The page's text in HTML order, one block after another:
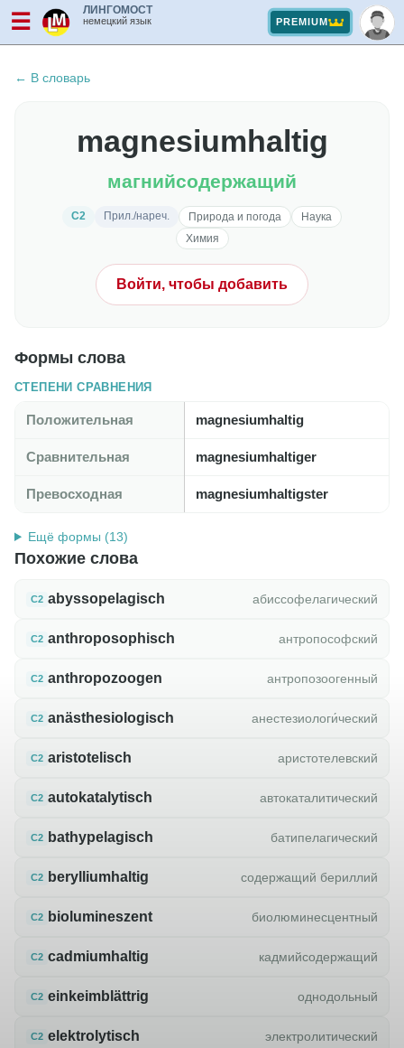
☰ ЛИНГОМОСТ
немецкий язык PREMIUM
← В словарь
magnesiumhaltig
магнийсодержащий
C2 Прил./нареч. Природа и погода
Наука
Химия
Войти, чтобы добавить
Формы слова
СТЕПЕНИ СРАВНЕНИЯ
Положительная magnesiumhaltig
Сравнительная magnesiumhaltiger
Превосходная magnesiumhaltigster
Ещё формы (13)
Похожие слова
C2 abyssopelagisch абиссофелагический
C2 anthroposophisch антропософский
C2 anthropozoogen антропозоогенный
C2 anästhesiologisch анестезиологи́ческий
C2 aristotelisch аристотелевский
C2 autokatalytisch автокаталитический
C2 bathypelagisch батипелагический
C2 berylliumhaltig содержащий бериллий
C2 biolumineszent биолюминесцентный
C2 cadmiumhaltig кадмийсодержащий
C2 einkeimblättrig однодольный
C2 elektrolytisch электролитический